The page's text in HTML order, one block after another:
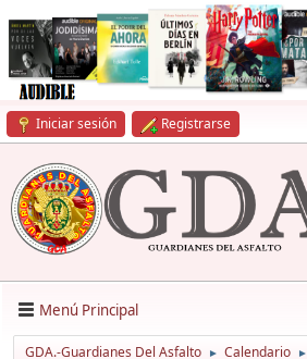
Iniciar sesión Registrarse
Menú Principal
GDA.-Guardianes Del Asfalto ► Calendario ►